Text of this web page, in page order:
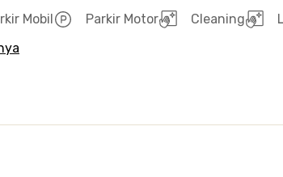
Mobil Parkir Motor Cleaning